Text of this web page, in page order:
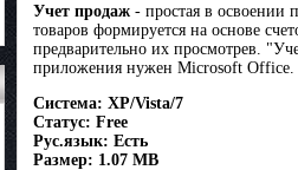
Учет продаж - простая в освоении
товаров формируется на основе
предварительно их просмотрев.
приложения нужен Microsoft Office.
Система: XP/Vista/7
Статус: Free
Рус.язык: Есть
Размер: 1.07 MB